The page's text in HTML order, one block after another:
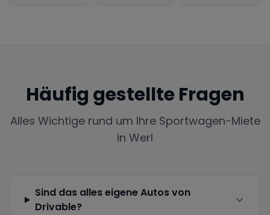
Häufig gestellte Fragen
Alles Wichtige rund um Ihre Sportwagen-Miete
in Werl
Sind das alles eigene Autos von
Drivable?